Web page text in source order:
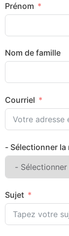
Prénom
Nom de famille
Courriel
- Sélectionner
Sujet